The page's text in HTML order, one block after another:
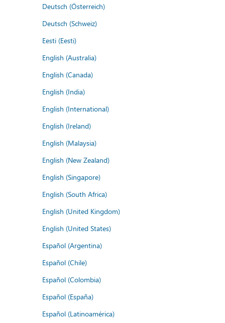
Deutsch (Österreich)
Deutsch (Schweiz)
Eesti (Eesti)
English (Australia)
English (Canada)
English (India)
English (International)
English (Ireland)
English (Malaysia)
English (New Zealand)
English (Singapore)
English (South Africa)
English (United Kingdom)
English (United States)
Español (Argentina)
Español (Chile)
Español (Colombia)
Español (España)
Español (Latinoamérica)